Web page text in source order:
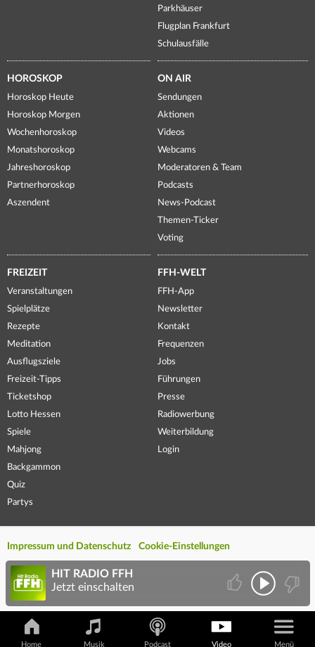
Parkhäuser
Flugplan Frankfurt
Schulausfälle
HOROSKOP
Horoskop Heute
Horoskop Morgen
Wochenhoroskop
Monatshoroskop
Jahreshoroskop
Partnerhoroskop
Aszendent
ON AIR
Sendungen
Aktionen
Videos
Webcams
Moderatoren & Team
Podcasts
News-Podcast
Themen-Ticker
Voting
FREIZEIT
Veranstaltungen
Spielplätze
Rezepte
Meditation
Ausflugsziele
Freizeit-Tipps
Ticketshop
Lotto Hessen
Spiele
Mahjong
Backgammon
Quiz
Partys
FFH-WELT
FFH-App
Newsletter
Kontakt
Frequenzen
Jobs
Führungen
Presse
Radiowerbung
Weiterbildung
Login
Impressum und Datenschutz Cookie-Einstellungen
Home Musik Podcast Video Menü
HIT RADIO FFH
Jetzt einschalten